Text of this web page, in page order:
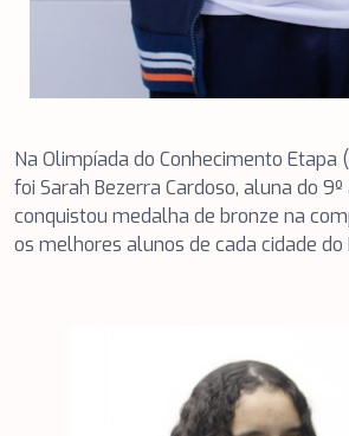
Na Olimpíada do Conhecimento Etapa
foi Sarah Bezerra Cardoso, aluna do 9º
conquistou medalha de bronze na
os melhores alunos de cada cidade do